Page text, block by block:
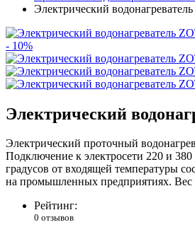
Электрический
- 10%
Электрический
Электрический проточный
Подключение к электросети 220 и
градусов от входящей температуры
на промышленных предприятиях. Вес
Рейтинг:
0 отзывов